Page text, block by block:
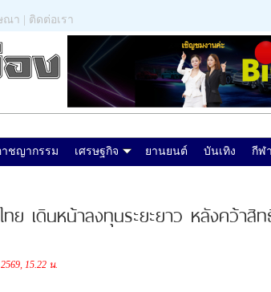
ณา ติดต่อเรา
าชญากรรม เศรษฐกิจ ยานยนต์ บันเทิง กีฬา
ย เดินหน้าลงทุนระยะยาว หลังคว้าสิ
15.22 น.